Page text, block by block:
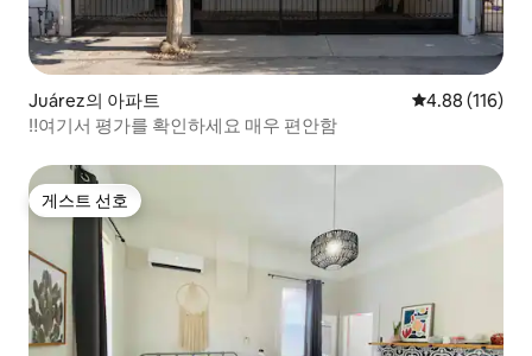
Juárez의 아파트 평점 4.88점(5
4.88 (116)
‼️여기서 평가를 확인하세요 매우 편안함
게스트 선호
게스트 선호